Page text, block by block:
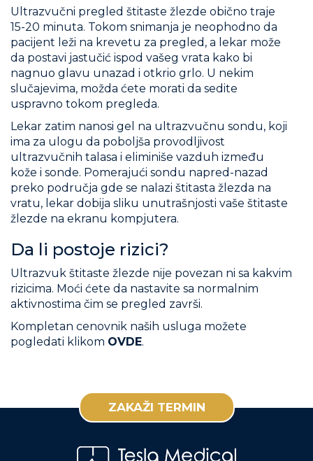
Ultrazvučni pregled štitaste žlezde obično traje
15-20 minuta. Tokom snimanja je neophodno da
pacijent leži na krevetu za pregled, a lekar može
da postavi jastučić ispod vašeg vrata kako bi
nagnuo glavu unazad i otkrio grlo. U nekim
slučajevima, možda ćete morati da sedite
uspravno tokom pregleda.
Lekar zatim nanosi gel na ultrazvučnu sondu, koji
ima za ulogu da poboljša provodljivost
ultrazvučnih talasa i eliminiše vazduh između
kože i sonde. Pomerajući sondu napred-nazad
preko područja gde se nalazi štitasta žlezda na
vratu, lekar dobija sliku unutrašnjosti vaše štitaste
žlezde na ekranu kompjutera.
Da li postoje rizici?
Ultrazvuk štitaste žlezde nije povezan ni sa kakvim
rizicima. Moći ćete da nastavite sa normalnim
aktivnostima čim se pregled završi.
Kompletan cenovnik naših usluga možete
pogledati klikom OVDE.
ZAKAŽI TERMIN